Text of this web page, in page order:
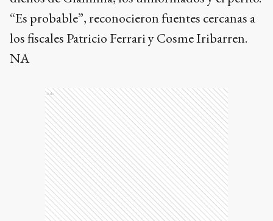
“Es probable”, reconocieron fuentes cercanas a
los fiscales Patricio Ferrari y Cosme Iribarren.
NA
Ads